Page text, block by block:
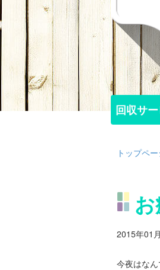
回収サ
回収サ
トップペ
2015年01
今夜はな